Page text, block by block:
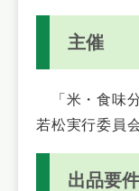
主催
「米・食味
若松実行委員
出品要件